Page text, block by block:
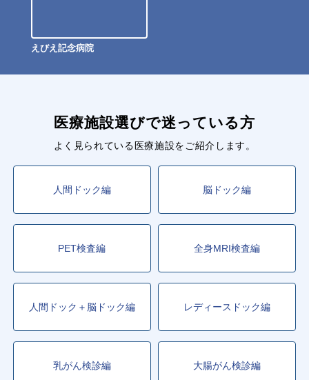
えびえ記念病院
医療施設選びで迷っている方
よく見られている医療施設をご紹介します。
人間ドック編 脳ドック編
PET検査編 全身MRI検査編
人間ドック＋脳ドック編 レディースドック編
乳がん検診編 大腸がん検診編